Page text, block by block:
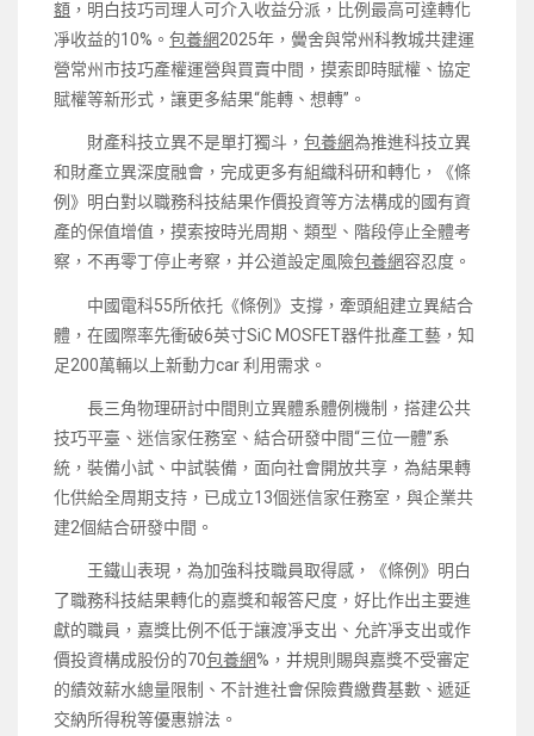
額 ，明白技巧司理人可介入收益分派，比例最高可達轉化
凈收益的10%。 包養網2025年，黌舍與常州科教城共建運
營常州市技巧產權運營與買賣中間，摸索即時賦權、協定
賦權等新形式，讓更多結果“能轉、想轉”。
財產科技立異不是單打獨斗， 包養網為推進科技立異
和財產立異深度融會，完成更多有組織科研和轉化，《條
例》明白對以職務科技結果作價投資等方法構成的國有資
產的保值增值，摸索按時光周期、類型、階段停止全體考
察，不再零丁停止考察，并公道設定風險包養網容忍度。
中國電科55所依托《條例》支撐，牽頭組建立異結合
體，在國際率先衝破6英寸SiC MOSFET器件批產工藝，知
足200萬輛以上新動力car 利用需求。
長三角物理研討中間則立異體系體例機制，搭建公共
技巧平臺、迷信家任務室、結合研發中間“三位一體”系
統，裝備小試、中試裝備，面向社會開放共享，為結果轉
化供給全周期支持，已成立13個迷信家任務室，與企業共
建2個結合研發中間。
王鐵山表現，為加強科技職員取得感，《條例》明白
了職務科技結果轉化的嘉獎和報答尺度，好比作出主要進
獻的職員，嘉獎比例不低于讓渡凈支出、允許凈支出或作
價投資構成股份的70包養網%，并規則賜與嘉獎不受審定
的績效薪水總量限制、不計進社會保險費繳費基數、遞延
交納所得稅等優惠辦法。